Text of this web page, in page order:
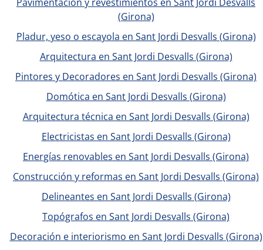
(Girona)
Pladur, yeso o escayola en Sant Jordi Desvalls (Girona)
Arquitectura en Sant Jordi Desvalls (Girona)
Pintores y Decoradores en Sant Jordi Desvalls (Girona)
Domótica en Sant Jordi Desvalls (Girona)
Arquitectura técnica en Sant Jordi Desvalls (Girona)
Electricistas en Sant Jordi Desvalls (Girona)
Energías renovables en Sant Jordi Desvalls (Girona)
Construcción y reformas en Sant Jordi Desvalls (Girona)
Delineantes en Sant Jordi Desvalls (Girona)
Topógrafos en Sant Jordi Desvalls (Girona)
Decoración e interiorismo en Sant Jordi Desvalls (Girona)